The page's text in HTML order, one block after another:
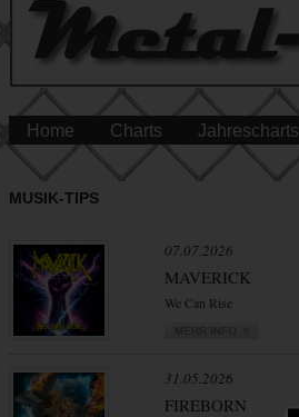
Home Charts Jahrescharts
MUSIK-TIPS
07.07.2026
MAVERICK
We Can Rise
31.05.2026
FIREBORN